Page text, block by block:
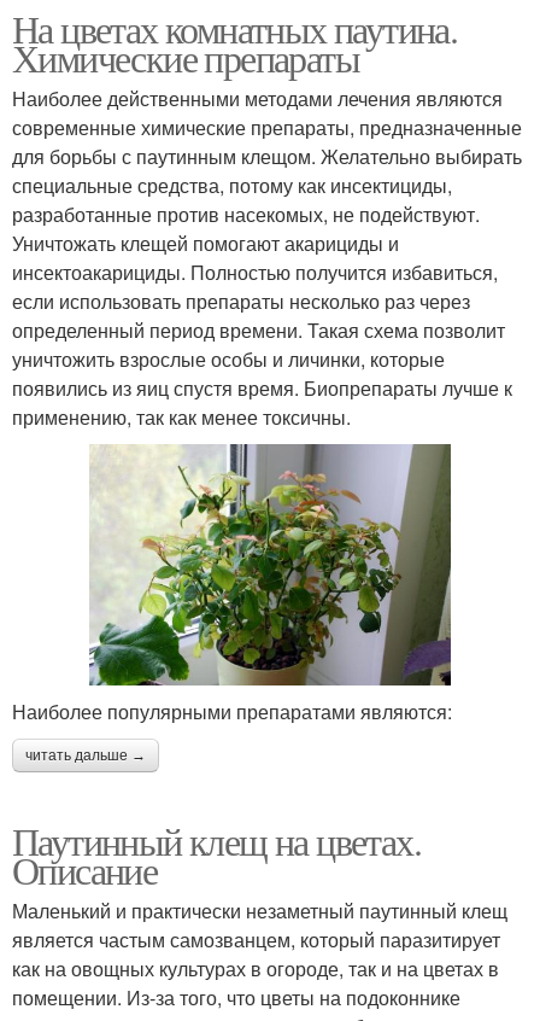
На цветах комнатных паутина.
Химические препараты
Наиболее действенными методами лечения являются
современные химические препараты, предназначенные
для борьбы с паутинным клещом. Желательно выбирать
специальные средства, потому как инсектициды,
разработанные против насекомых, не подействуют.
Уничтожать клещей помогают акарициды и
инсектоакарициды. Полностью получится избавиться,
если использовать препараты несколько раз через
определенный период времени. Такая схема позволит
уничтожить взрослые особы и личинки, которые
появились из яиц спустя время. Биопрепараты лучше к
применению, так как менее токсичны.
Наиболее популярными препаратами являются:
читать дальше →
Паутинный клещ на цветах.
Описание
Маленький и практически незаметный паутинный клещ
является частым самозванцем, который паразитирует
как на овощных культурах в огороде, так и на цветах в
помещении. Из-за того, что цветы на подоконнике